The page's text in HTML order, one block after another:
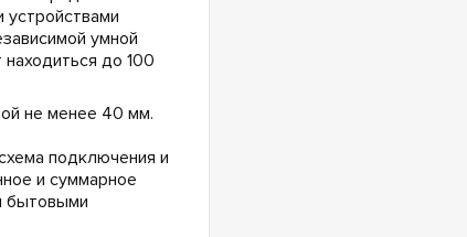
умной
до 100
не менее 40 мм.
подключения и
и суммарное
бытовыми